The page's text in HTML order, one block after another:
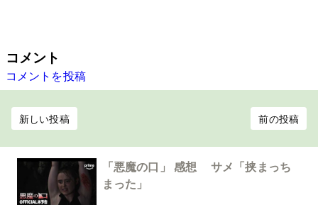
コメント
コメントを投稿
新しい投稿 前の投稿
「悪魔の口」 感想 サメ「挟まっち
まった」